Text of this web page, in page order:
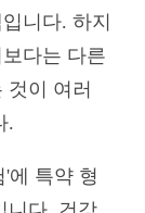
니다. 하지
다는 다른
것이 여러
.
에 특약 형